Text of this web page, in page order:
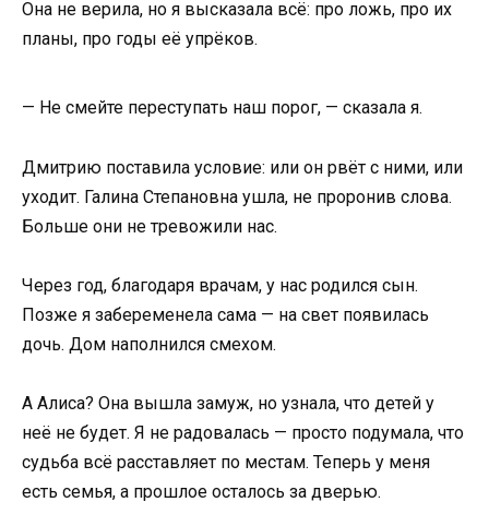
Она не верила, но я высказала всё: про ложь, про их
планы, про годы её упрёков.
— Не смейте переступать наш порог, — сказала я.
Дмитрию поставила условие: или он рвёт с ними, или
уходит. Галина Степановна ушла, не проронив слова.
Больше они не тревожили нас.
Через год, благодаря врачам, у нас родился сын.
Позже я забеременела сама — на свет появилась
дочь. Дом наполнился смехом.
А Алиса? Она вышла замуж, но узнала, что детей у
неё не будет. Я не радовалась — просто подумала, что
судьба всё расставляет по местам. Теперь у меня
есть семья, а прошлое осталось за дверью.